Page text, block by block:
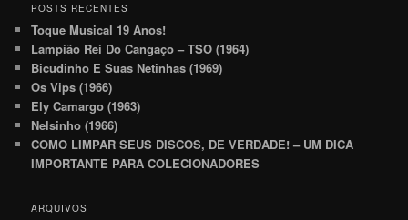
POSTS RECENTES
Toque Musical 19 Anos!
Lampião Rei Do Cangaço – TSO (1964)
Bicudinho E Suas Netinhas (1969)
Os Vips (1966)
Ely Camargo (1963)
Nelsinho (1966)
COMO LIMPAR SEUS DISCOS, DE VERDADE! – UM DICA
IMPORTANTE PARA COLECIONADORES
ARQUIVOS